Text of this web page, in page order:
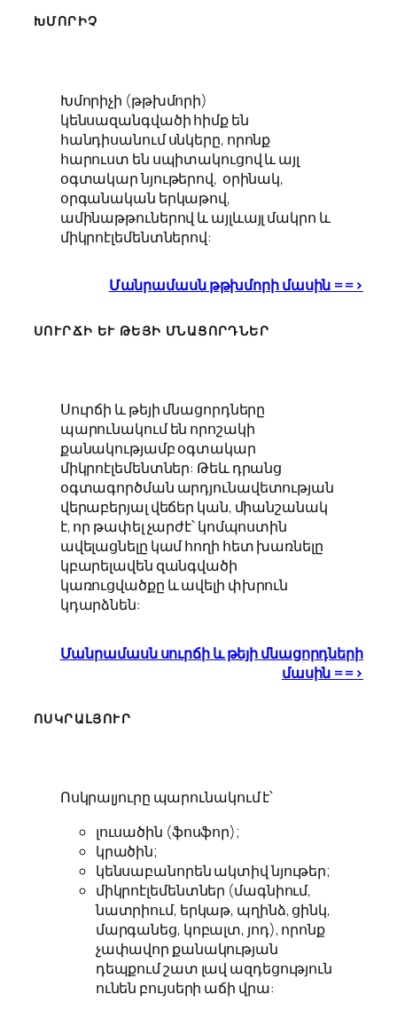
ԽՄՈՐԻՉ
Խմորիչի (թթխմորի)
կենսազանգվածի հիմք են
հանդիսանում սնկերը, որոնք
հարուստ են սպիտակուցով և այլ
օգտակար նյութերով, օրինակ,
օրգանական երկաթով,
ամինաթթուներով և այլևայլ մակրո և
միկրոէլեմենտներով:
Մանրամասն թթխմորի մասին ==>
ՍՈՒՐՃԻ ԵՒ ԹԵՅԻ ՄՆԱՑՈՐԴՆԵՐ
Սուրճի և թեյի մնացորդները
պարունակում են որոշակի
քանակությամբ օգտակար
միկրոէլեմենտներ: Թեև դրանց
օգտագործման արդյունավետության
վերաբերյալ վեճեր կան, միանշանակ
է, որ թափել չարժէ՝ կոմպոստին
ավելացնելը կամ հողի հետ խառնելը
կբարելավեն զանգվածի
կառուցվածքը և ավելի փխրուն
կդարձնեն:
Մանրամասն սուրճի և թեյի մնացորդների
մասին ==>
ՈՍԿՐԱԼՅՈՒՐ
Ոսկրալյուրը պարունակում է՝
լուսածին (ֆոսֆոր);
կրածին;
կենսաբանորեն ակտիվ նյութեր;
միկրոէլեմենտներ (մագնիում,
նատրիում, երկաթ, պղինձ, ցինկ,
մարգանեց, կոբալտ, յոդ), որոնք
չափավոր քանակության
դեպքում շատ լավ ազդեցություն
ունեն բույսերի աճի վրա: